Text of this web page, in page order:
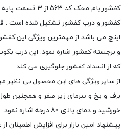
کفشور بام محک کد
اینچ می باشد از مهمترین ویژگی این
و برجسته کفشور اشاره نمود. این درب
که از انسداد کفشور جلوگیری می کند.
از سایر ویژگی های این محصول بی نظیر
برف و یخ و سرمای زیر صفر و همچنین طول
خورشید و دمای بالای 80 درجه اشاره نمود.
پیشنهاد امین بازار برای افزایش